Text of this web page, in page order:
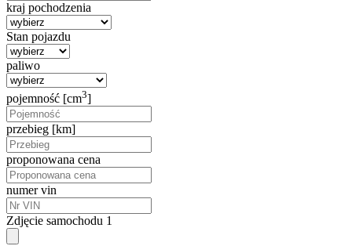
kraj pochodzenia
Stan pojazdu
paliwo
pojemność [cm3]
przebieg [km]
proponowana cena
numer vin
Zdjęcie samochodu 1